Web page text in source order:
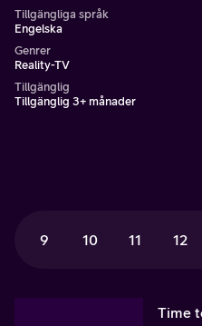
Tillgängliga språk
Engelska
Genrer
Reality-TV
Tillgänglig
Tillgänglig 3+ månader
9 10 11 12
Time